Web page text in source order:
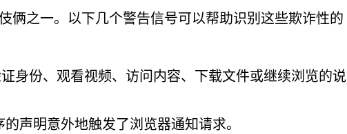
俩之一。以下几个警告信号可以帮助识别这些欺诈性的
身份、观看视频、访问内容、下载文件或继续浏览的说
声明意外地触发了浏览器通知请求。